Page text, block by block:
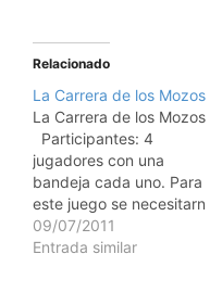
Relacionado
La Carrera de los Mozos
La Carrera de los Mozos
Participantes: 4
jugadores con una
bandeja cada uno. Para
este juego se necesitarn
los elementos de cocina
del rincn de
09/07/2011
Entrada similar